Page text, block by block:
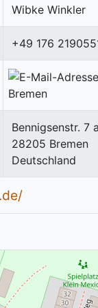
Wibke Winkler
+49 176
Bennigsenstr. 7
28205 Bremen
Deutschland